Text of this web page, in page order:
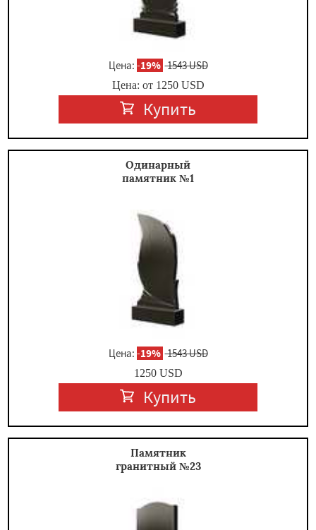
Цена: -19% 1543 USD
Цена: от 1250USD
Купить
Одинарный
памятник №1
Цена: -19% 1543 USD
1250USD
Купить
Памятник
гранитный №23
Даю согласие на обработку персональных данных